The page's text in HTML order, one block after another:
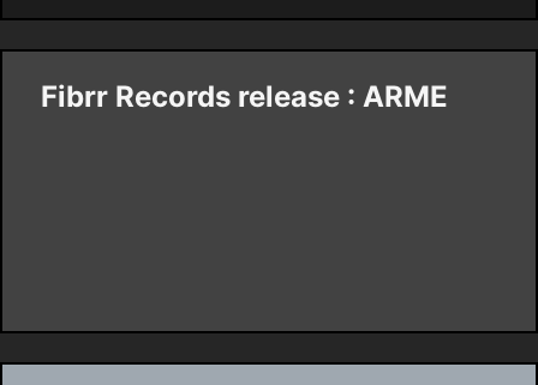
Fibrr Records release : ARME